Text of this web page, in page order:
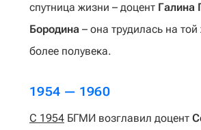
спутница жизни – доцент Галина
Бородина – она трудилась на
более полувека.
1954 — 1960
С 1954 БГМИ возглавил доцент